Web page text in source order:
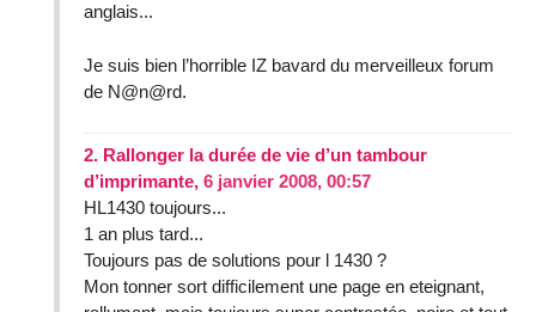
anglais...
Je suis bien l’horrible IZ bavard du merveilleux forum
de N@n@rd.
2. Rallonger la durée de vie d’un tambour
d’imprimante, 6 janvier 2008, 00:57
HL1430 toujours...
1 an plus tard...
Toujours pas de solutions pour l 1430 ?
Mon tonner sort difficilement une page en eteignant,